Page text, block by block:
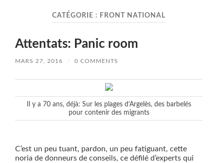
CATÉGORIE : FRONT NATIONAL
Attentats: Panic room
MARS 27, 2016 / 0 COMMENTS
Il y a 70 ans, déjà: Sur les plages d’Argelès, des barbelés
pour contenir des migrants
C’est un peu tuant, pardon, un peu fatiguant, cette
noria de donneurs de conseils, ce défilé d’experts qui